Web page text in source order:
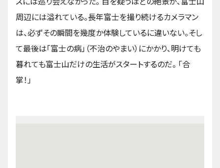
周辺には溢れている。長年富士を撮り続けるカメラマン
は、必ずその瞬間を幾度か体験しているに違いない。そし
て最後は「富士の病」（不治のやまい）にかかり、明けても
暮れても富士山だけの生活がスタートするのだ。 「合
掌！」